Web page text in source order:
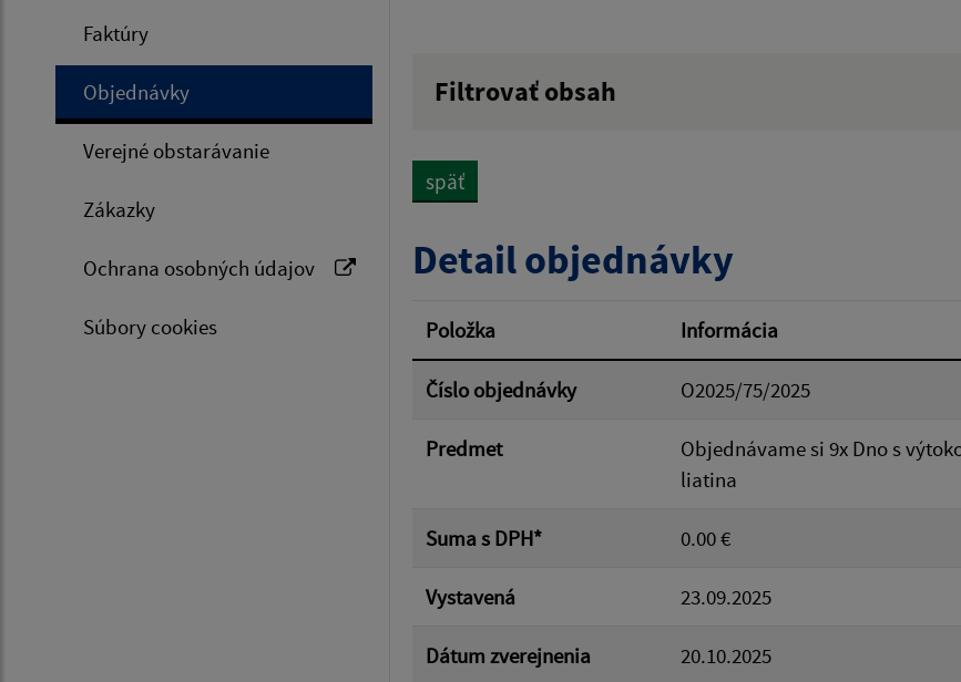
Faktúry
Objednávky
Verejné obstarávanie
Zákazky
Ochrana osobných údajov
Súbory cookies
Filtrovať obsah
Suma od:
Filtrovať
späť
Detail objednávky
Položka Informácia
Číslo objednávky O2025/75/2025
Predmet
Objednávame si 9x Dno s
liatina
Suma s DPH* 0.00 €
Vystavená 23.09.2025
Dátum zverejnenia 20.10.2025